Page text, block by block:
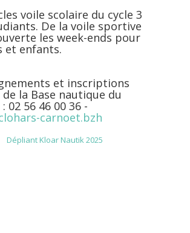
voile scolaire du cycle 3
De la voile sportive
les week-ends pour
et enfants.
et inscriptions
la Base nautique du
02 56 46 00 36 -
carnoet.bzh
Dépliant Kloar Nautik 2025